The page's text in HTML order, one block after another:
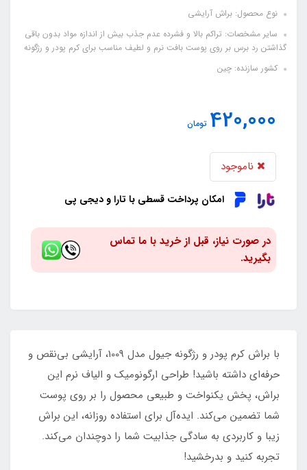
نوع محصول: براش آرایشی
سایر مشخصات: تراکم بالا و فشرده عدم جذب بیش از اندازه مواد بدون باقی
گذاشتن رد برس بر روی پوست بافت نرم و لطیف مناسب برای کرم پودر و رژگونه
کشور سازنده: چین
420,000 تومان
ناموجود
امکان پرداخت قسطی با تارا و دیجی پی
در صورت نیاز، قبل از خرید با ما تماس
بگیرید.
با براش کرم پودر و رژگونه جیول مدل 1009، آرایشی بی‌نقص و
حرفه‌ای داشته باشید! طراحی ارگونومیک و الیاف نرم این
براش، پخش یکنواخت و طبیعی محصول را بر روی پوست
شما تضمین می‌کند. ایده‌آل برای استفاده روزانه، این براش
زیبا و کاربردی به سادگی جذابیت شما را دوچندان می‌کند.
تجربه کنید و بدرخشید!